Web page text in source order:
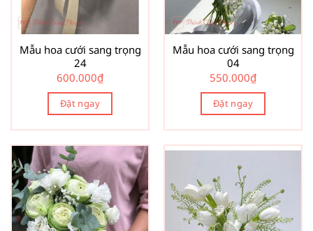
Mẫu hoa cưới sang trọng
24
600.000₫
Đặt ngay
Mẫu hoa cưới sang trọng
04
550.000₫
Đặt ngay